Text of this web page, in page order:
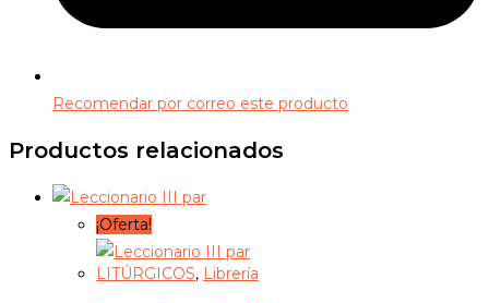
Recomendar por correo este producto
Productos relacionados
¡Oferta!
LITÚRGICOS, Librería